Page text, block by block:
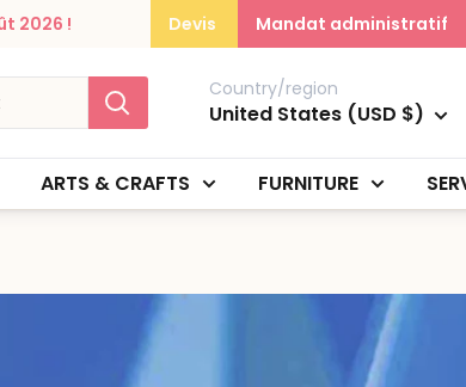
2026 ! Devis Mandat administratif
Country/region
United States (USD $)
ARTS & CRAFTS FURNITURE